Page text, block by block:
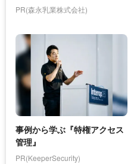
PR(森永乳業株式会社)
事例から学ぶ『特権アクセス
管理』
PR(KeeperSecurity)